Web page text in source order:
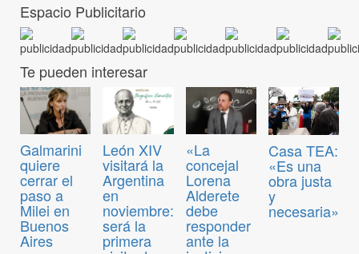
Espacio Publicitario
Te pueden interesar
Galmarini
quiere
cerrar el
paso a
Milei en
Buenos
Aires
León XIV
visitará la
Argentina
en
noviembre:
será la
primera
«La
concejal
Lorena
Alderete
debe
responder
ante la
Casa TEA:
«Es una
obra justa
y
necesaria»